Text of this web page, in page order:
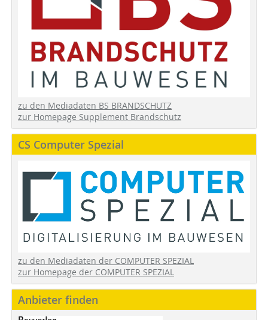
zu den Mediadaten BS BRANDSCHUTZ
zur Homepage Supplement Brandschutz
CS Computer Spezial
zu den Mediadaten der COMPUTER SPEZIAL
zur Homepage der COMPUTER SPEZIAL
Anbieter finden